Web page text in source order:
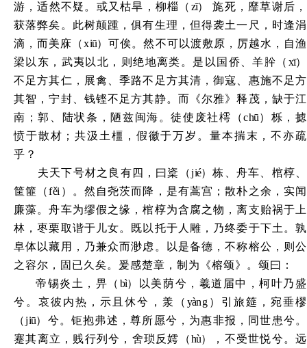
游，适然不疑。或又枯旱，柳椔（ zī）
旄死，靡草谢后，
获落弊矣。此树颠踵，俱有生理，但得袭土一尺，时逢涓
滴，而美庥（xiū）可俟。然不可以渡敷原，厉越水，自渔
梁以东，武夷以北，则绝地离类。是以国侨、羊肸（ xī）
不足方其仁，展禽、季路不足方其清，御寇、惠施不足方
其智，宁封、钱铿不足方其静。而《尔雅》释茂，缺于江
南；郭、陆状条，陋兹闽海。徒使废社樗（chū）栎，摅
愤于散材；共汲土橿，假徽于万岁。量本揣末，不亦疏
乎？
夫天下号材之良有四，曰楶（jié）栋、舟车、棺椁、
筐篚（fěi）。然自尧茨而降，是有蒿宫；散朴之余，实闻
廉藻。舟车为缪假之缘，棺椁为含腐之物，离支贻祸于上
林，枣栗取谐于儿女。既以托于人雕，乃终委于下土。孰
阜体以藏用，乃兼众而渺虑。以是备德，不称榕公，则公
之容尔，固已久矣。爰感楚章，制为《榕颂》。颂曰：
帝锡炎土，畀（ bì）以美荫兮，羲道届中，柯叶乃盛
兮。哀彼内热，示且休兮，羕（ yàng）引旅筵，宛垂樛
（jiū）兮。钜抱弗述，尊所愿兮，为惠非报，同世患兮。
蹇其离立，贱行列兮，舍琐反嫮（hù），不受世悦兮。远